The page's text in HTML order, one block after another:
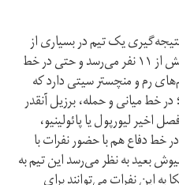
یک تیم در بسیاری از
بازی‌ها کفایت می‌کند، در برزیل به بیش از ۱۱ نفر می‌رسد و حتی در خط
رم و منچستر سیتی دارد که
خط میانی و حمله، برزیل آنقدر
اخیر لیورپول یا پائولینیو،
خط دفاع هم با حضور نفرات با
بعید به نظر می‌رسد این تیم به